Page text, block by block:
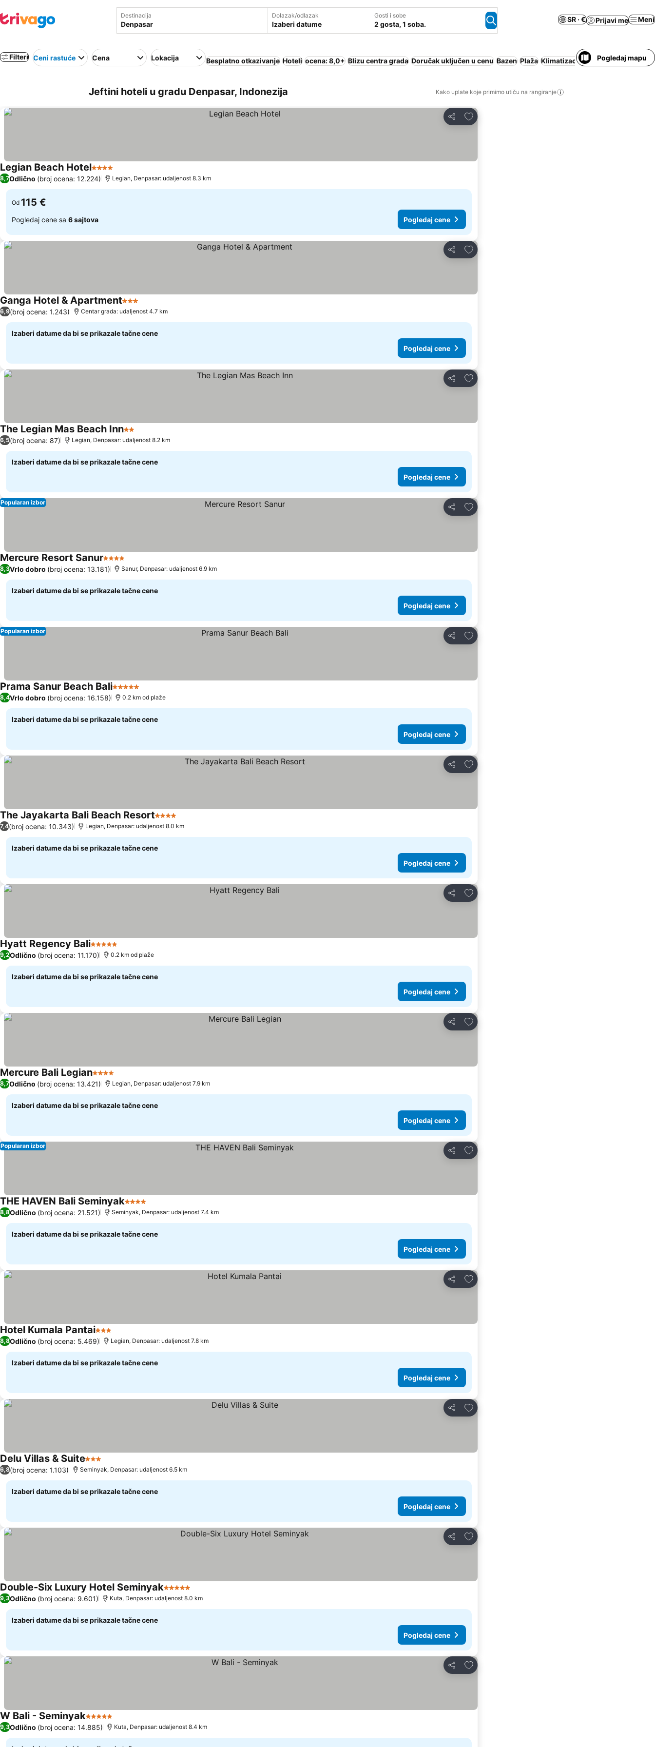
Destinacija Dolazak/odlazak
Izaberi datume
Gosti i sobe
2 gosta, 1 soba.
SR · € Prijavi me Meni
Filteri Ceni rastuće Cena Lokacija Besplatno otkazivanje Hoteli ocena: 8,0+ Blizu centra grada Doručak uključen u cenu Bazen Plaža Klimatizacija Wi-Fi Odmaralište
Pogledaj mapu
Jeftini hoteli u gradu Denpasar, Indonezija Kako uplate koje primimo utiču na rangiranje
Deli
Dodati u favorite
Legian Beach Hotel4 Zvezdice
8,7Odlično (broj ocena: 12.224) Legian, Denpasar: udaljenost 8.3 km
Od 115 €
Pogledaj cene sa 6 sajtova Pogledaj cene
Deli
Dodati u favorite
Ganga Hotel & Apartment3 Zvezdice
6,9(broj ocena: 1.243) Centar grada: udaljenost 4.7 km
Izaberi datume da bi se prikazale tačne cene
Pogledaj cene
Deli
Dodati u favorite
The Legian Mas Beach Inn2 Zvezdice
6,5(broj ocena: 87) Legian, Denpasar: udaljenost 8.2 km
Izaberi datume da bi se prikazale tačne cene
Pogledaj cene
Deli
Dodati u favorite
Popularan izbor
Mercure Resort Sanur4 Zvezdice
8,3Vrlo dobro (broj ocena: 13.181) Sanur, Denpasar: udaljenost 6.9 km
Izaberi datume da bi se prikazale tačne cene
Pogledaj cene
Deli
Dodati u favorite
Popularan izbor
Prama Sanur Beach Bali5 Zvezdice
8,4Vrlo dobro (broj ocena: 16.158) 0.2 km od plaže
Izaberi datume da bi se prikazale tačne cene
Pogledaj cene
Deli
Dodati u favorite
The Jayakarta Bali Beach Resort4 Zvezdice
7,4(broj ocena: 10.343) Legian, Denpasar: udaljenost 8.0 km
Izaberi datume da bi se prikazale tačne cene
Pogledaj cene
Deli
Dodati u favorite
Hyatt Regency Bali5 Zvezdice
9,2Odlično (broj ocena: 11.170) 0.2 km od plaže
Izaberi datume da bi se prikazale tačne cene
Pogledaj cene
Deli
Dodati u favorite
Mercure Bali Legian4 Zvezdice
8,7Odlično (broj ocena: 13.421) Legian, Denpasar: udaljenost 7.9 km
Izaberi datume da bi se prikazale tačne cene
Pogledaj cene
Deli
Dodati u favorite
Popularan izbor
THE HAVEN Bali Seminyak4 Zvezdice
8,8Odlično (broj ocena: 21.521) Seminyak, Denpasar: udaljenost 7.4 km
Izaberi datume da bi se prikazale tačne cene
Pogledaj cene
Deli
Dodati u favorite
Hotel Kumala Pantai3 Zvezdice
8,8Odlično (broj ocena: 5.469) Legian, Denpasar: udaljenost 7.8 km
Izaberi datume da bi se prikazale tačne cene
Pogledaj cene
Deli
Dodati u favorite
Delu Villas & Suite3 Zvezdice
6,8(broj ocena: 1.103) Seminyak, Denpasar: udaljenost 6.5 km
Izaberi datume da bi se prikazale tačne cene
Pogledaj cene
Deli
Dodati u favorite
Double-Six Luxury Hotel Seminyak5 Zvezdice
9,3Odlično (broj ocena: 9.601) Kuta, Denpasar: udaljenost 8.0 km
Izaberi datume da bi se prikazale tačne cene
Pogledaj cene
Deli
Dodati u favorite
W Bali - Seminyak5 Zvezdice
9,3Odlično (broj ocena: 14.885) Kuta, Denpasar: udaljenost 8.4 km